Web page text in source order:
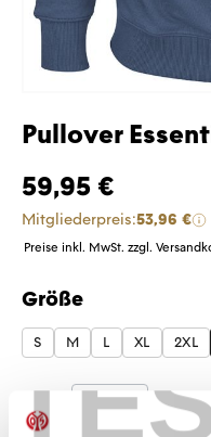
Pullover
59,95 €
Mitgliederpreis:53,96 €
Preise inkl. MwSt. zzgl.
Größe
auswählen
S M L XL 2XL
Produkt